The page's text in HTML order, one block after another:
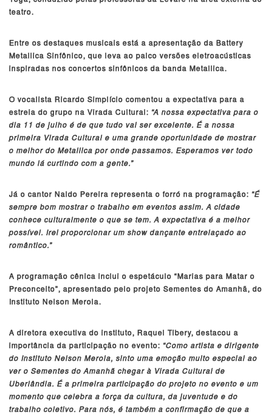
teatro.
Entre os destaques musicais está a apresentação da Battery
Metallica Sinfônico, que leva ao palco versões eletroacústicas
inspiradas nos concertos sinfônicos da banda Metallica.
O vocalista Ricardo Simplício comentou a expectativa para a
estreia do grupo na Virada Cultural: “A nossa expectativa para o
dia 11 de julho é de que tudo vai ser excelente. É a nossa
primeira Virada Cultural e uma grande oportunidade de mostrar
o melhor do Metallica por onde passamos. Esperamos ver todo
mundo lá curtindo com a gente.”
Já o cantor Naldo Pereira representa o forró na programação: “É
sempre bom mostrar o trabalho em eventos assim. A cidade
conhece culturalmente o que se tem. A expectativa é a melhor
possível. Irei proporcionar um show dançante entrelaçado ao
romântico.”
A programação cênica inclui o espetáculo “Marias para Matar o
Preconceito”, apresentado pelo projeto Sementes do Amanhã, do
Instituto Nelson Merola.
A diretora executiva do instituto, Raquel Tibery, destacou a
importância da participação no evento: “Como artista e dirigente
do Instituto Nelson Merola, sinto uma emoção muito especial ao
ver o Sementes do Amanhã chegar à Virada Cultural de
Uberlândia. É a primeira participação do projeto no evento e um
momento que celebra a força da cultura, da juventude e do
trabalho coletivo. Para nós, é também a confirmação de que a